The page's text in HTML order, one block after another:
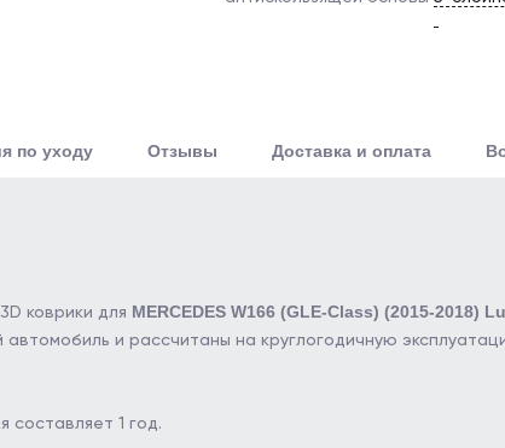
по уходу Отзывы Доставка и оплата
коврики для MERCEDES W166 (GLE-Class) (2015-2018)
автомобиль и рассчитаны на круглогодичную
составляет 1 год.